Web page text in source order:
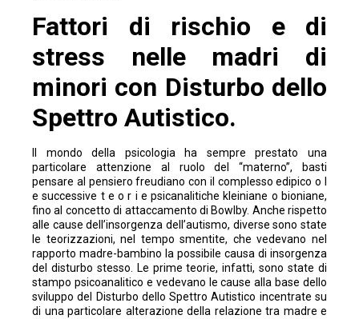
Fattori di rischio e di
stress nelle madri di
minori con Disturbo dello
Spettro Autistico.
Il mondo della psicologia ha sempre prestato una
particolare attenzione al ruolo del “materno”, basti
pensare al pensiero freudiano con il complesso edipico o l
e successive t e o r i e psicanalitiche kleiniane o bioniane,
fino al concetto di attaccamento di Bowlby. Anche rispetto
alle cause dell’insorgenza dell’autismo, diverse sono state
le teorizzazioni, nel tempo smentite, che vedevano nel
rapporto madre-bambino la possibile causa di insorgenza
del disturbo stesso. Le prime teorie, infatti, sono state di
stampo psicoanalitico e vedevano le cause alla base dello
sviluppo del Disturbo dello Spettro Autistico incentrate su
di una particolare alterazione della relazione tra madre e